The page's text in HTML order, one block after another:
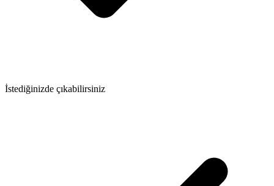
İstediğinizde çıkabilirsiniz